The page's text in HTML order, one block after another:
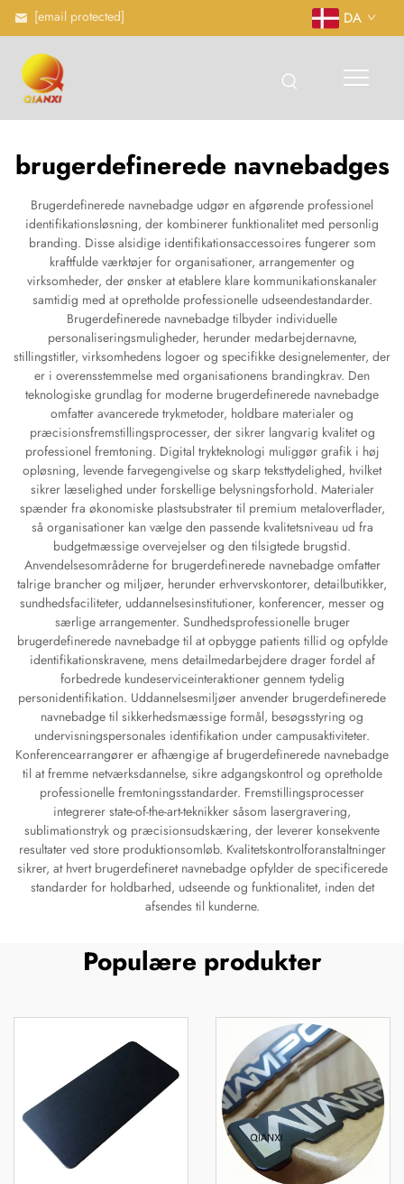
[email protected] DA
brugerdefinerede navnebadges
Brugerdefinerede navnebadge udgør en afgørende professionel
identifikationsløsning, der kombinerer funktionalitet med personlig
branding. Disse alsidige identifikationsaccessoires fungerer som
kraftfulde værktøjer for organisationer, arrangementer og
virksomheder, der ønsker at etablere klare kommunikationskanaler
samtidig med at opretholde professionelle udseendestandarder.
Brugerdefinerede navnebadge tilbyder individuelle
personaliseringsmuligheder, herunder medarbejdernavne,
stillingstitler, virksomhedens logoer og specifikke designelementer, der
er i overensstemmelse med organisationens brandingkrav. Den
teknologiske grundlag for moderne brugerdefinerede navnebadge
omfatter avancerede trykmetoder, holdbare materialer og
præcisionsfremstillingsprocesser, der sikrer langvarig kvalitet og
professionel fremtoning. Digital trykteknologi muliggør grafik i høj
opløsning, levende farvegengivelse og skarp teksttydelighed, hvilket
sikrer læselighed under forskellige belysningsforhold. Materialer
spænder fra økonomiske plastsubstrater til premium metaloverflader,
så organisationer kan vælge den passende kvalitetsniveau ud fra
budgetmæssige overvejelser og den tilsigtede brugstid.
Anvendelsesområderne for brugerdefinerede navnebadge omfatter
talrige brancher og miljøer, herunder erhvervskontorer, detailbutikker,
sundhedsfaciliteter, uddannelsesinstitutioner, konferencer, messer og
særlige arrangementer. Sundhedsprofessionelle bruger
brugerdefinerede navnebadge til at opbygge patients tillid og opfylde
identifikationskravene, mens detailmedarbejdere drager fordel af
forbedrede kundeserviceinteraktioner gennem tydelig
personidentifikation. Uddannelsesmiljøer anvender brugerdefinerede
navnebadge til sikkerhedsmæssige formål, besøgsstyring og
undervisningspersonales identifikation under campusaktiviteter.
Konferencearrangører er afhængige af brugerdefinerede navnebadge
til at fremme netværksdannelse, sikre adgangskontrol og opretholde
professionelle fremtoningsstandarder. Fremstillingsprocesser
integrerer state-of-the-art-teknikker såsom lasergravering,
sublimationstryk og præcisionsudskæring, der leverer konsekvente
resultater ved store produktionsomløb. Kvalitetskontrolforanstaltninger
sikrer, at hvert brugerdefineret navnebadge opfylder de specificerede
standarder for holdbarhed, udseende og funktionalitet, inden det
afsendes til kunderne.
Populære produkter